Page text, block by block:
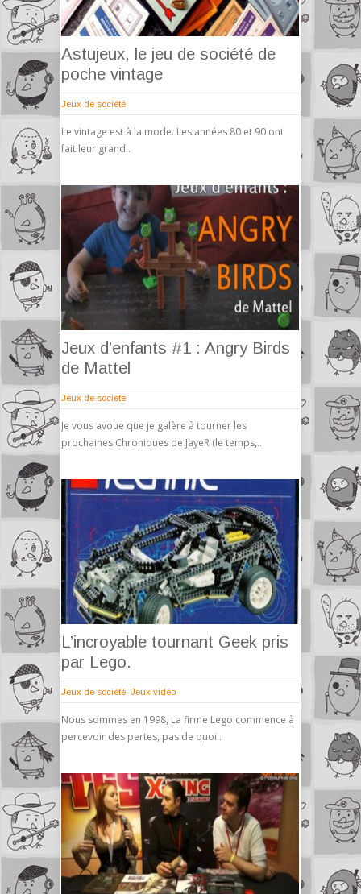
Astujeux, le jeu de société de
poche vintage
Jeux de société
Le vintage est à la mode. Les années 80 et 90 ont
fait leur grand..
Jeux d’enfants #1 : Angry Birds
de Mattel
Jeux de société
Je vous avoue que je galère à tourner les
prochaines Chroniques de JayeR (le temps,..
L’incroyable tournant Geek pris
par Lego.
Jeux de société Jeux vidéo
Nous sommes en 1998, La firme Lego commence à
percevoir des pertes, pas de quoi..